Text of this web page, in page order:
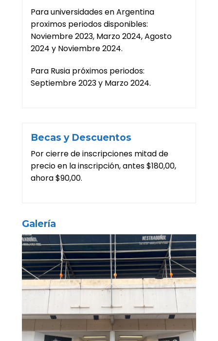
Para universidades en Argentina
proximos periodos disponibles:
Noviembre 2023, Marzo 2024, Agosto
2024 y Noviembre 2024.
Para Rusia próximos periodos:
Septiembre 2023 y Marzo 2024.
Becas y Descuentos
Por cierre de inscripciones mitad de
precio en la inscripción, antes $180,00,
ahora $90,00.
Galería